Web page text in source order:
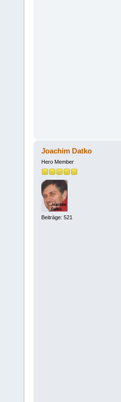
Joachim Datko
Hero Member
Beiträge: 521